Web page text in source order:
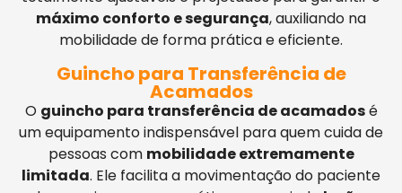
máximo conforto e segurança, auxiliando na
mobilidade de forma prática e eficiente.
Guincho para Transferência de
Acamados
O guincho para transferência de acamadosé
um equipamento indispensável para quem cuida de
pessoas com mobilidade extremamente
limitada. Ele facilita a movimentação do paciente